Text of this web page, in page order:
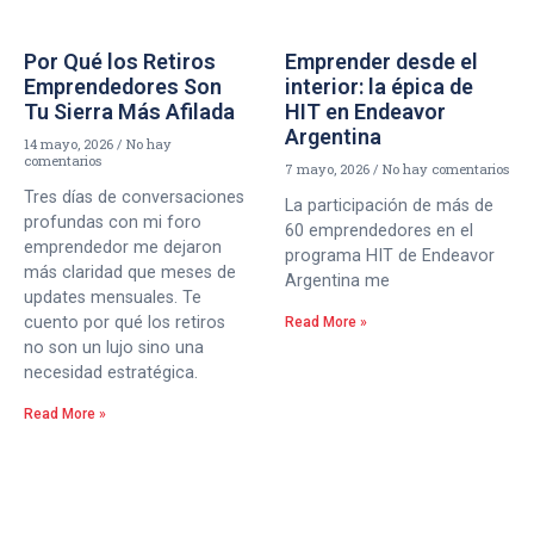
Por Qué los Retiros
Emprendedores Son
Tu Sierra Más Afilada
14 mayo, 2026
No hay
comentarios
Tres días de conversaciones
profundas con mi foro
emprendedor me dejaron
más claridad que meses de
updates mensuales. Te
cuento por qué los retiros
no son un lujo sino una
necesidad estratégica.
Read More »
Emprender desde el
interior: la épica de
HIT en Endeavor
Argentina
7 mayo, 2026 No hay comentarios
La participación de más de
60 emprendedores en el
programa HIT de Endeavor
Argentina me
Read More »